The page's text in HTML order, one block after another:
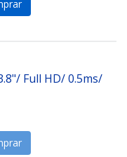
Full HD/ 0.5ms/